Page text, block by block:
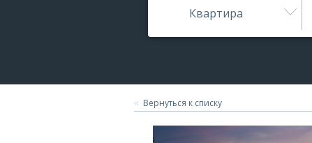
Квартира
Вернуться к списку